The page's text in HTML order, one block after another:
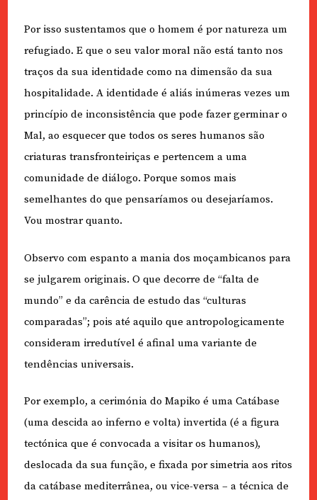
Por isso sustentamos que o homem é por natureza um
refugiado. E que o seu valor moral não está tanto nos
traços da sua identidade como na dimensão da sua
hospitalidade. A identidade é aliás inúmeras vezes um
princípio de inconsistência que pode fazer germinar o
Mal, ao esquecer que todos os seres humanos são
criaturas transfronteiriças e pertencem a uma
comunidade de diálogo. Porque somos mais
semelhantes do que pensaríamos ou desejaríamos.
Vou mostrar quanto.
Observo com espanto a mania dos moçambicanos para
se julgarem originais. O que decorre de “falta de
mundo” e da carência de estudo das “culturas
comparadas”; pois até aquilo que antropologicamente
consideram irredutível é afinal uma variante de
tendências universais.
Por exemplo, a cerimónia do Mapiko é uma Catábase
(uma descida ao inferno e volta) invertida (é a figura
tectónica que é convocada a visitar os humanos),
deslocada da sua função, e fixada por simetria aos ritos
da catábase mediterrânea, ou vice-versa – a técnica de